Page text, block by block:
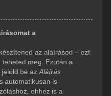
a
az aláírásod – ezt
meg. Ezután a
be az Aláírás
automatikusan is
ehhez is a